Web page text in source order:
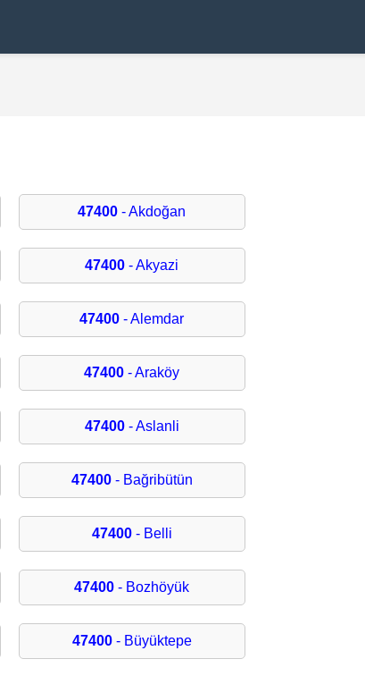
47400 - Akdoğan
47400 - Akyazi
47400 - Alemdar
47400 - Araköy
47400- Aslanli
47400- Bağribütün
47400- Belli
47400 - Bozhöyük
47400- Büyüktepe